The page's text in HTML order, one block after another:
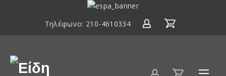
ΕΣΠΑ
2020
Τηλέφωνο: 210-4610334
Είδη